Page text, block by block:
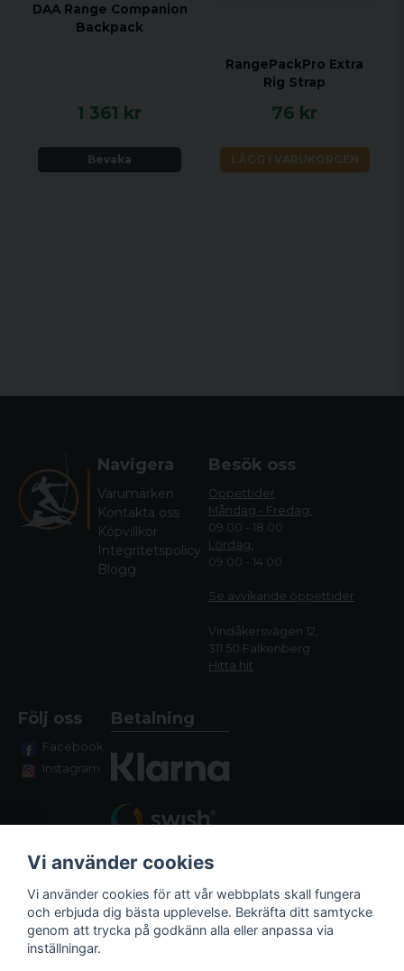
DAA Range Companion
Backpack
1 361 kr
Bevaka
RangePackPro Extra
Rig Strap
76 kr
LÄGG I VARUKORGEN
Navigera
Varumärken
Kontakta oss
Köpvillkor
Integritetspolicy
Blogg
Besök oss
Öppettider
Måndag - Fredag:
09.00 - 18.00
Lördag:
09.00 - 14.00
Se avvikande öppettider
Vindåkersvägen 12,
311 50 Falkenberg
Hitta hit
Följ oss
Facebook
Instagram
Betalning
Fraktalternativ
Vi använder cookies
Vi använder cookies för att vår webbplats skall fungera
och erbjuda dig bästa upplevelse. Bekräfta ditt samtycke
genom att trycka på godkänn alla eller anpassa via
inställningar.